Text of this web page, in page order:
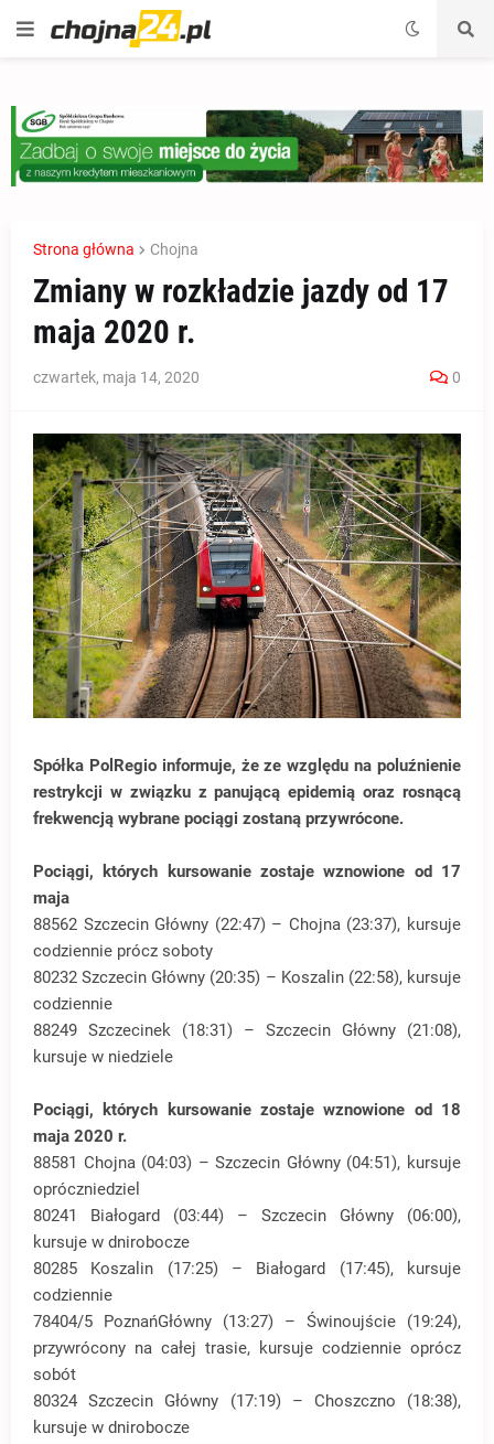
Strona główna Chojna
Zmiany w rozkładzie jazdy od 17
maja 2020 r.
czwartek, maja 14, 2020 0
Spółka PolRegio informuje, że ze względu na poluźnienie
restrykcji w związku z panującą epidemią oraz rosnącą
frekwencją wybrane pociągi zostaną przywrócone.
Pociągi, których kursowanie zostaje wznowione od 17
maja
88562 Szczecin Główny (22:47) – Chojna (23:37), kursuje
codziennie prócz soboty
80232 Szczecin Główny (20:35) – Koszalin (22:58), kursuje
codziennie
88249 Szczecinek (18:31) – Szczecin Główny (21:08),
kursuje w niedziele
Pociągi, których kursowanie zostaje wznowione od 18
maja 2020 r.
88581 Chojna (04:03) – Szczecin Główny (04:51), kursuje
opróczniedziel
80241 Białogard (03:44) – Szczecin Główny (06:00),
kursuje w dnirobocze
80285 Koszalin (17:25) – Białogard (17:45), kursuje
codziennie
78404/5 PoznańGłówny (13:27) – Świnoujście (19:24),
przywrócony na całej trasie, kursuje codziennie oprócz
sobót
80324 Szczecin Główny (17:19) – Choszczno (18:38),
kursuje w dnirobocze